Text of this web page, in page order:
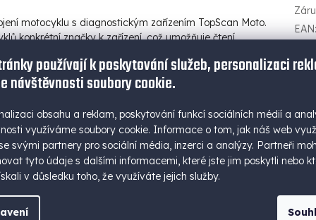
používají k poskytování služeb, personalizaci
návštěvnosti soubory cookie.
obsahu a reklam, poskytování funkcí sociálních médií a
využíváme soubory cookie. Informace o tom, jak náš web
svými partnery pro sociální média, inzerci a analýzy. Partneři
tyto údaje s dalšími informacemi, které jste jim poskytli nebo
v důsledku toho, že využíváte jejich služby.
motocyklu s diagnostickým zařízením TopScan Moto.
konkrétní značky k zařízení, což umožňuje čtení
kabelové sady je nezbytné pro motocykly, které nejsou
motocyklem a diagnostickým zařízením, což vám usnadní
výkonu.Tato sada je určena pro značku BMW.
EAN: